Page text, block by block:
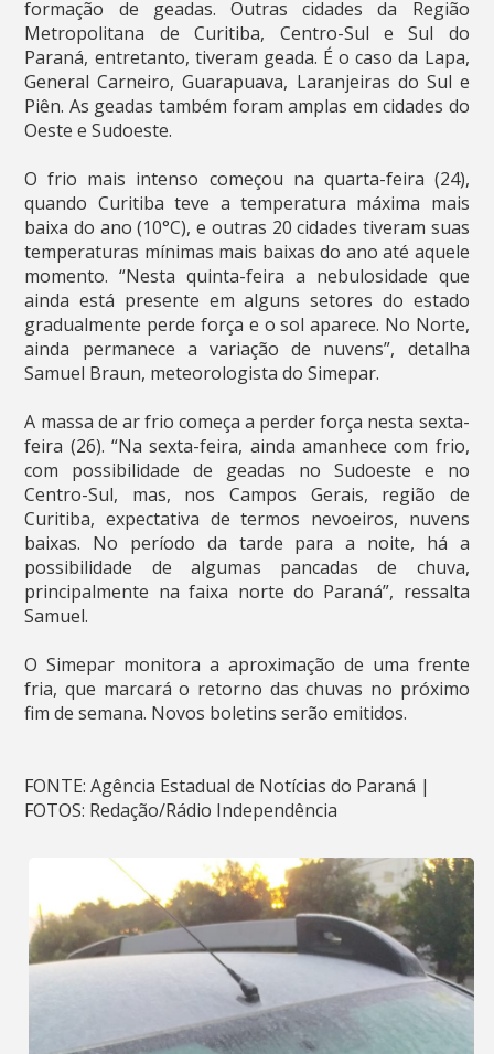
formação de geadas. Outras cidades da Região
Metropolitana de Curitiba, Centro-Sul e Sul do
Paraná, entretanto, tiveram geada. É o caso da Lapa,
General Carneiro, Guarapuava, Laranjeiras do Sul e
Piên. As geadas também foram amplas em cidades do
Oeste e Sudoeste.
O frio mais intenso começou na quarta-feira (24),
quando Curitiba teve a temperatura máxima mais
baixa do ano (10°C), e outras 20 cidades tiveram suas
temperaturas mínimas mais baixas do ano até aquele
momento. “Nesta quinta-feira a nebulosidade que
ainda está presente em alguns setores do estado
gradualmente perde força e o sol aparece. No Norte,
ainda permanece a variação de nuvens”, detalha
Samuel Braun, meteorologista do Simepar.
A massa de ar frio começa a perder força nesta sexta-
feira (26). “Na sexta-feira, ainda amanhece com frio,
com possibilidade de geadas no Sudoeste e no
Centro-Sul, mas, nos Campos Gerais, região de
Curitiba, expectativa de termos nevoeiros, nuvens
baixas. No período da tarde para a noite, há a
possibilidade de algumas pancadas de chuva,
principalmente na faixa norte do Paraná”, ressalta
Samuel.
O Simepar monitora a aproximação de uma frente
fria, que marcará o retorno das chuvas no próximo
fim de semana. Novos boletins serão emitidos.
FONTE: Agência Estadual de Notícias do Paraná |
FOTOS: Redação/Rádio Independência